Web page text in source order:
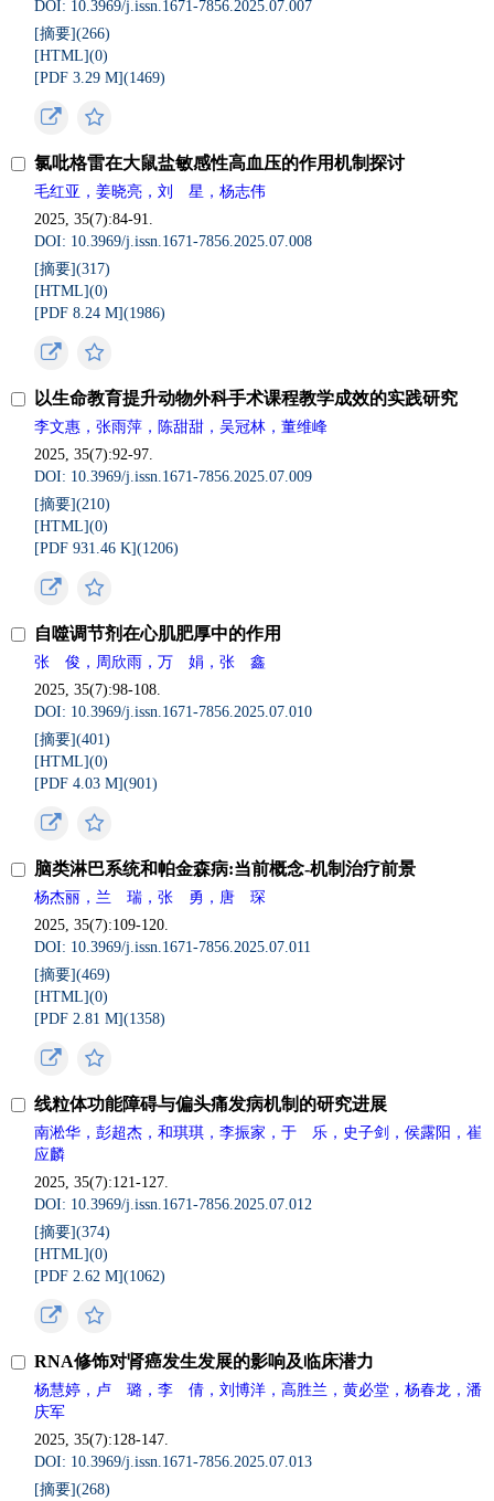
DOI: 10.3969/j.issn.1671-7856.2025.07.007
[摘要](266)
[HTML](0)
[PDF 3.29 M](1469)
氯吡格雷在大鼠盐敏感性高血压的作用机制探讨
毛红亚，姜晓亮，刘 星，杨志伟
2025, 35(7):84-91.
DOI: 10.3969/j.issn.1671-7856.2025.07.008
[摘要](317)
[HTML](0)
[PDF 8.24 M](1986)
以生命教育提升动物外科手术课程教学成效的实践研究
李文惠，张雨萍，陈甜甜，吴冠林，董维峰
2025, 35(7):92-97.
DOI: 10.3969/j.issn.1671-7856.2025.07.009
[摘要](210)
[HTML](0)
[PDF 931.46 K](1206)
自噬调节剂在心肌肥厚中的作用
张 俊，周欣雨，万 娟，张 鑫
2025, 35(7):98-108.
DOI: 10.3969/j.issn.1671-7856.2025.07.010
[摘要](401)
[HTML](0)
[PDF 4.03 M](901)
脑类淋巴系统和帕金森病:当前概念-机制治疗前景
杨杰丽，兰 瑞，张 勇，唐 琛
2025, 35(7):109-120.
DOI: 10.3969/j.issn.1671-7856.2025.07.011
[摘要](469)
[HTML](0)
[PDF 2.81 M](1358)
线粒体功能障碍与偏头痛发病机制的研究进展
南淞华，彭超杰，和琪琪，李振家，于 乐，史子剑，侯露阳，崔
应麟
2025, 35(7):121-127.
DOI: 10.3969/j.issn.1671-7856.2025.07.012
[摘要](374)
[HTML](0)
[PDF 2.62 M](1062)
RNA修饰对肾癌发生发展的影响及临床潜力
杨慧婷，卢 璐，李 倩，刘博洋，高胜兰，黄必堂，杨春龙，潘
庆军
2025, 35(7):128-147.
DOI: 10.3969/j.issn.1671-7856.2025.07.013
[摘要](268)